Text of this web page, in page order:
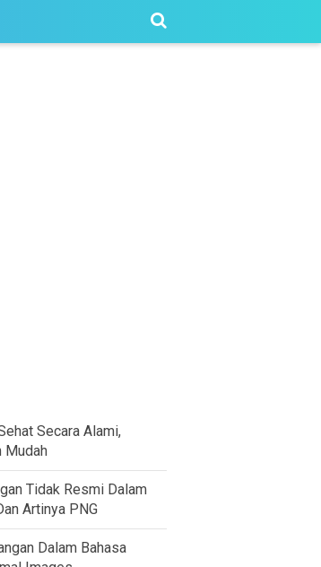
Secara Alami,
Mudah
Tidak Resmi Dalam
Artinya PNG
Dalam Bahasa